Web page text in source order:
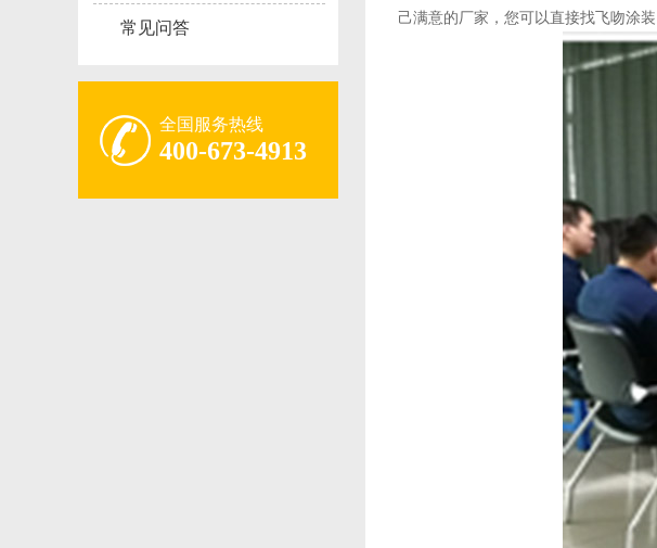
常见问答
全国服务热线
400-673-4913
己满意的厂家，您可以直接找飞吻涂